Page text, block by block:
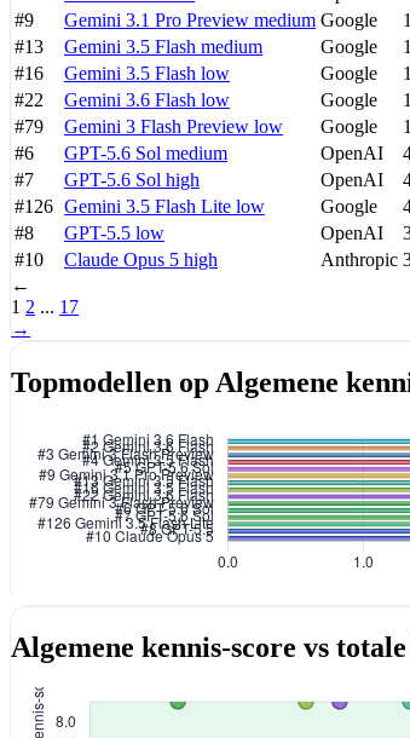
#9
Gemini 3.1 Pro Preview medium Google
#13
Gemini 3.5 Flash medium Google
#16
Gemini 3.5 Flash low Google
#22
Gemini 3.6 Flash low Google
#79
Gemini 3 Flash Preview low Google
#6
GPT-5.6 Sol medium OpenAI
#7
GPT-5.6 Sol high OpenAI
#126 Gemini 3.5 Flash Lite low Google
#8
GPT-5.5 low OpenAI
#10
Claude Opus 5 high Anthropic
←
1 2 ... 17
→
Topmodellen op Algemene
Algemene kennis-score vs